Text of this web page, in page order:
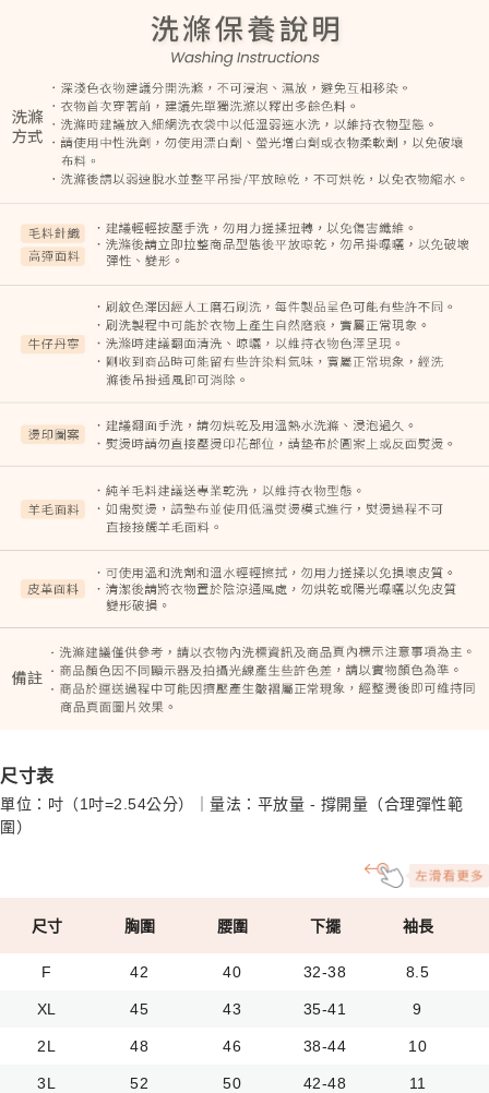
尺寸表
單位：吋（1吋=2.54公分）｜量法：平放量 - 撐開量（合理彈性範
圍）
尺寸 胸圍 腰圍 下擺 袖長
F 42 40 32-38 8.5
XL 45 43 35-41 9
2L 48 46 38-44 10
3L 52 50 42-48 11